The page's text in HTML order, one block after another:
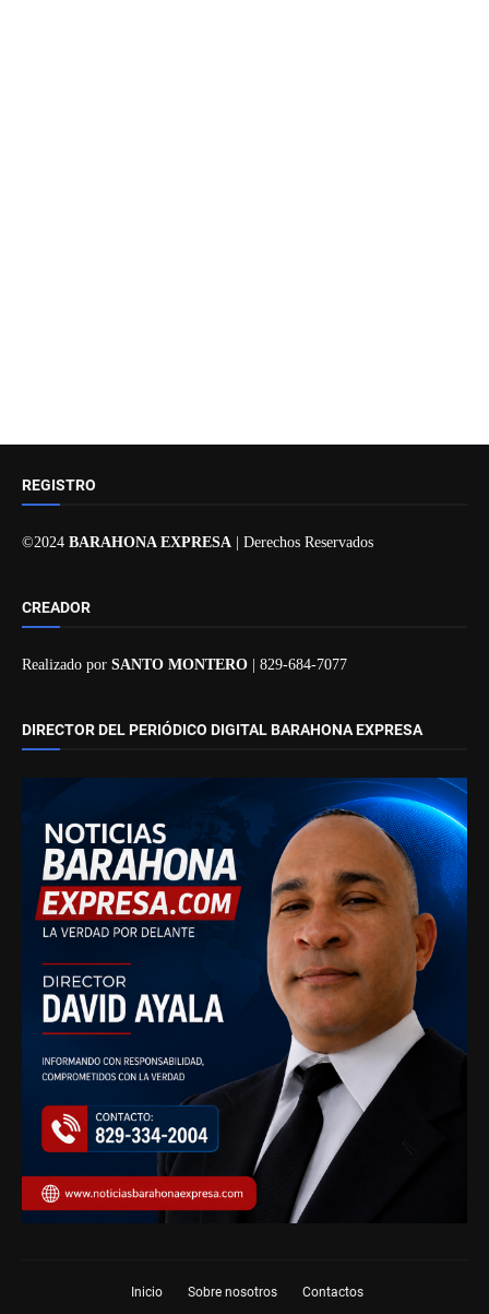
REGISTRO
©2024 BARAHONA EXPRESA | Derechos Reservados
CREADOR
Realizado por SANTO MONTERO | 829-684-7077
DIRECTOR DEL PERIÓDICO DIGITAL BARAHONA EXPRESA
Inicio Sobre nosotros Contactos